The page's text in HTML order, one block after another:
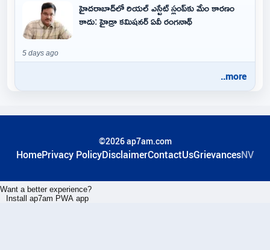
హైదరాబాద్‌లో రియల్ ఎస్టేట్ స్లంప్‌కు మేం కారణం
కాదు: హైడ్రా కమిషనర్ ఏవీ రంగనాథ్
5 days ago
..more
©2026 ap7am.com
HomePrivacy PolicyDisclaimerContactUsGrievancesNV
Want a better experience?
Install ap7am PWA app